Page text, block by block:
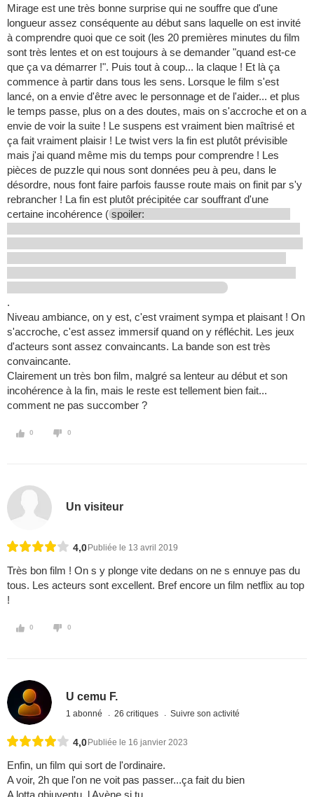
Mirage est une très bonne surprise qui ne souffre que d'une
longueur assez conséquente au début sans laquelle on est invité
à comprendre quoi que ce soit (les 20 premières minutes du film
sont très lentes et on est toujours à se demander "quand est-ce
que ça va démarrer !". Puis tout à coup... la claque ! Et là ça
commence à partir dans tous les sens. Lorsque le film s'est
lancé, on a envie d'être avec le personnage et de l'aider... et plus
le temps passe, plus on a des doutes, mais on s'accroche et on a
envie de voir la suite ! Le suspens est vraiment bien maîtrisé et
ça fait vraiment plaisir ! Le twist vers la fin est plutôt prévisible
mais j'ai quand même mis du temps pour comprendre ! Les
pièces de puzzle qui nous sont données peu à peu, dans le
désordre, nous font faire parfois fausse route mais on finit par s'y
rebrancher ! La fin est plutôt précipitée car souffrant d'une
certaine incohérence ( spoiler:
.
Niveau ambiance, on y est, c'est vraiment sympa et plaisant ! On
s'accroche, c'est assez immersif quand on y réfléchit. Les jeux
d'acteurs sont assez convaincants. La bande son est très
convaincante.
Clairement un très bon film, malgré sa lenteur au début et son
incohérence à la fin, mais le reste est tellement bien fait...
comment ne pas succomber ?
0 0
Un visiteur
4,0 Publiée le 13 avril 2019
Très bon film ! On s y plonge vite dedans on ne s ennuye pas du
tous. Les acteurs sont excellent. Bref encore un film netflix au top
!
0 0
U cemu F.
1 abonné 26 critiques Suivre son activité
4,0 Publiée le 16 janvier 2023
Enfin, un film qui sort de l'ordinaire.
A voir, 2h que l'on ne voit pas passer...ça fait du bien